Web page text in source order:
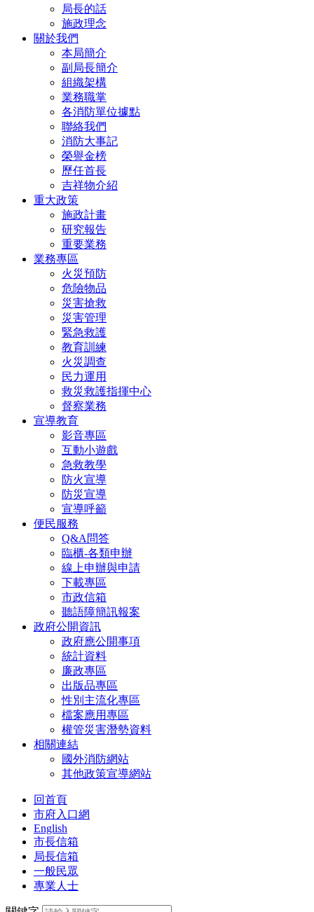
局長的話
施政理念
關於我們
本局簡介
副局長簡介
組織架構
業務職掌
各消防單位據點
聯絡我們
消防大事記
榮譽金榜
歷任首長
吉祥物介紹
重大政策
施政計畫
研究報告
重要業務
業務專區
火災預防
危險物品
災害搶救
災害管理
緊急救護
教育訓練
火災調查
民力運用
救災救護指揮中心
督察業務
宣導教育
影音專區
互動小遊戲
急救教學
防火宣導
防災宣導
宣導呼籲
便民服務
Q&A問答
臨櫃-各類申辦
線上申辦與申請
下載專區
市政信箱
聽語障簡訊報案
政府公開資訊
政府應公開事項
統計資料
廉政專區
出版品專區
性別主流化專區
檔案應用專區
權管災害潛勢資料
相關連結
國外消防網站
其他政策宣導網站
回首頁
市府入口網
English
市長信箱
局長信箱
一般民眾
專業人士